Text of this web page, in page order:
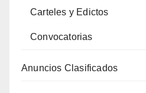
Carteles y Edictos
Convocatorias
Anuncios Clasificados